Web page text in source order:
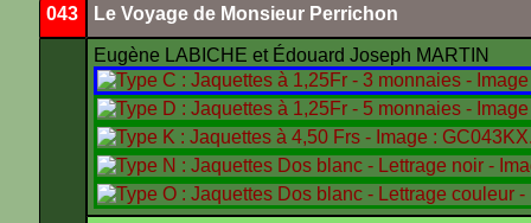
043 Le Voyage de Monsieur Perrichon
Eugène LABICHE et Édouard Joseph MARTIN